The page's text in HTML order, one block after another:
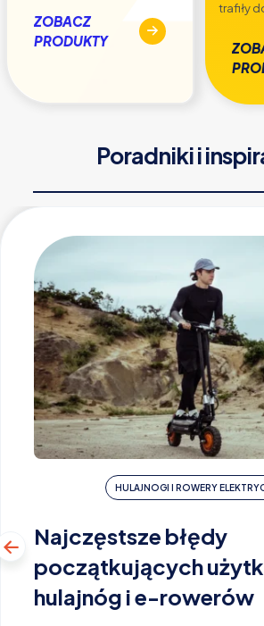
ZOBACZ
PRODUKTY
trafiły
Poradniki i
HULAJNOGI I ROWERY
Najczęstsze błędy
początkujących
hulajnóg i e-rowerów